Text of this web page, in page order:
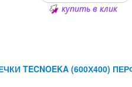
купить в клик
TECNOEKA (600Х400)